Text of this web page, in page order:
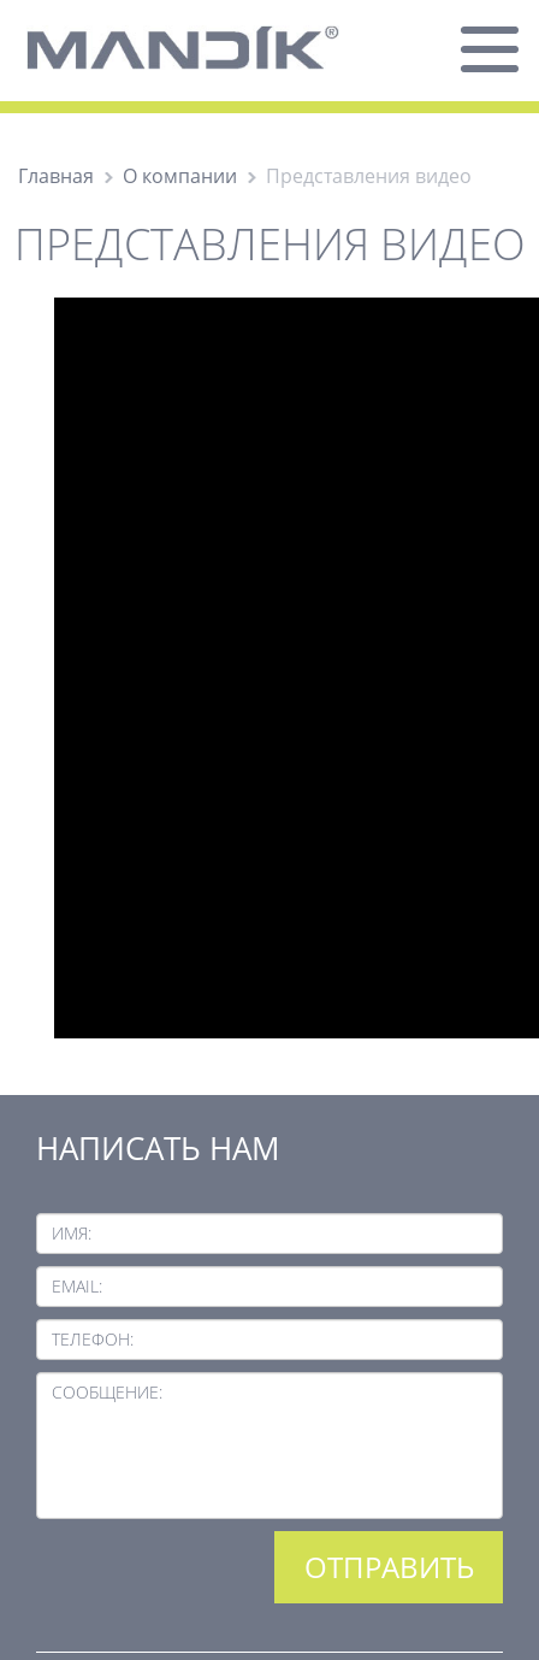
Главная О компании Представления видео
ПРЕДСТАВЛЕНИЯ ВИДЕО
НАПИСАТЬ НАМ
ИМЯ:
EMAIL:
ТЕЛЕФОН:
СООБЩЕНИЕ: